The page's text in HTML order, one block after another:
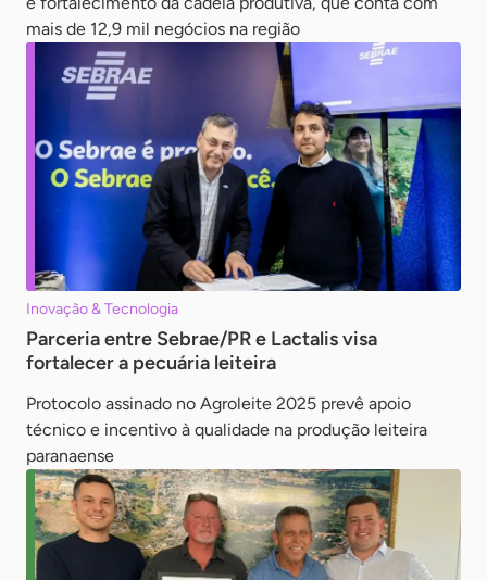
mais de 12,9 mil negócios na região
Inovação & Tecnologia
Parceria entre Sebrae/PR e Lactalis visa
fortalecer a pecuária leiteira
Protocolo assinado no Agroleite 2025 prevê apoio
técnico e incentivo à qualidade na produção leiteira
paranaense